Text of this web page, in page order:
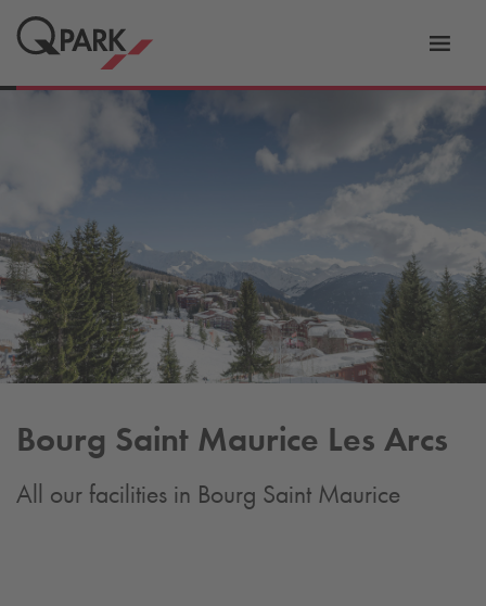
Bourg Saint Maurice Les Arcs
All our facilities in Bourg Saint Maurice